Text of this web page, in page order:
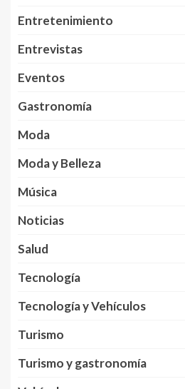
Entretenimiento
Entrevistas
Eventos
Gastronomía
Moda
Moda y Belleza
Música
Noticias
Salud
Tecnología
Tecnología y Vehículos
Turismo
Turismo y gastronomía